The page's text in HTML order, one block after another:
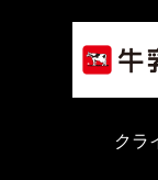
クラ